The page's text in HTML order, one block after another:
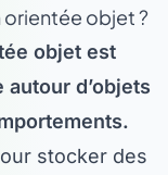
objet ?
objet est
autour d’objets
stocker des